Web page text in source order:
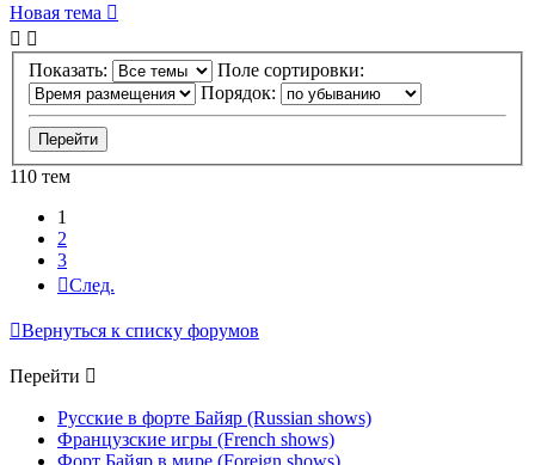
Новая тема
Показать:
Поле сортировки:
Порядок:
110 тем
1
2
3
След.
Вернуться к списку форумов
Перейти
Русские в форте Байяр (Russian shows)
Французские игры (French shows)